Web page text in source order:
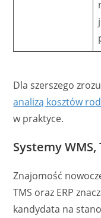
Dla szerszego
analizą kosztów
w praktyce.
Systemy WMS,
Znajomość
TMS oraz ERP
kandydata na